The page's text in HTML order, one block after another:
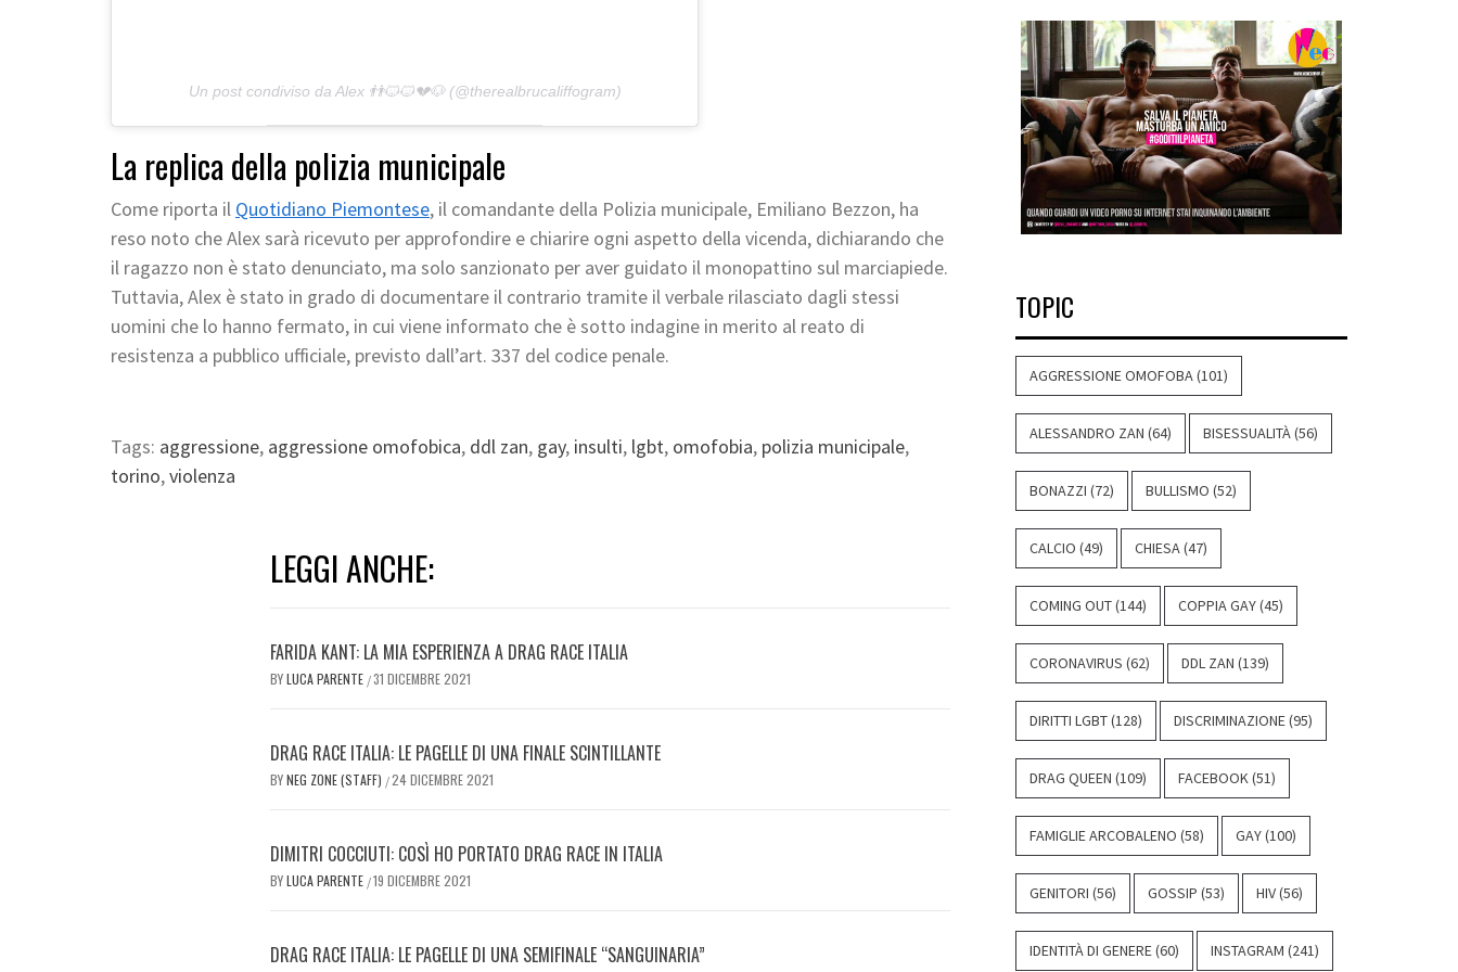
Un post condiviso da Alex 👬🐱🐱💔🐶 (@therealbrucaliffogram)
La replica della polizia municipale
Come riporta il Quotidiano Piemontese, il comandante della Polizia municipale, Emiliano Bezzon, ha
reso noto che Alex sarà ricevuto per approfondire e chiarire ogni aspetto della vicenda, dichiarando che
il ragazzo non è stato denunciato, ma solo sanzionato per aver guidato il monopattino sul marciapiede.
Tuttavia, Alex è stato in grado di documentare il contrario tramite il verbale rilasciato dagli stessi
uomini che lo hanno fermato, in cui viene informato che è sotto indagine in merito al reato di
resistenza a pubblico ufficiale, previsto dall’art. 337 del codice penale.
Tags: aggressione, aggressione omofobica, ddl zan, gay, insulti, lgbt, omofobia, polizia municipale,
torino,violenza
LEGGI ANCHE:
FARIDA KANT: LA MIA ESPERIENZA A DRAG RACE ITALIA
BYLUCA PARENTE /31 DICEMBRE 2021
DRAG RACE ITALIA: LE PAGELLE DI UNA FINALE SCINTILLANTE
BYNEG ZONE (STAFF) /24 DICEMBRE 2021
DIMITRI COCCIUTI: COSÌ HO PORTATO DRAG RACE IN ITALIA
BYLUCA PARENTE /19 DICEMBRE 2021
DRAG RACE ITALIA: LE PAGELLE DI UNA SEMIFINALE “SANGUINARIA”
TOPIC
AGGRESSIONE OMOFOBA (101)
ALESSANDRO ZAN (64) BISESSUALITÀ (56)
BONAZZI (72) BULLISMO (52)
CALCIO (49) CHIESA (47)
COMING OUT(144) COPPIA GAY(45)
CORONAVIRUS (62) DDL ZAN (139)
DIRITTI LGBT(128) DISCRIMINAZIONE (95)
DRAG QUEEN (109) FACEBOOK (51)
FAMIGLIE ARCOBALENO (58) GAY(100)
GENITORI (56) GOSSIP (53) HIV(56)
IDENTITÀ DI GENERE (60) INSTAGRAM (241)